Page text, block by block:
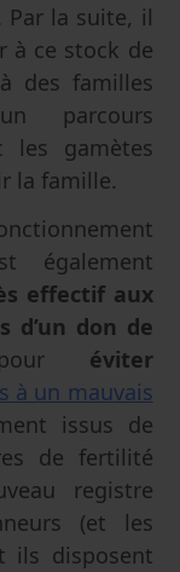
Par la suite, il
à ce stock de
des familles
parcours
les gamètes
la famille.
également
effectif aux
d’un don de
éviter
à un mauvais
issus de
de fertilité
registre
(et les
ils disposent